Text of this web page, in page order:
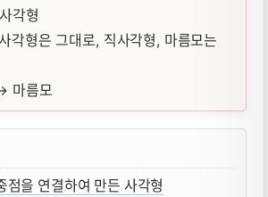
각형
각형은 그대로, 직사각형, 마름모는
마름모
점을 연결하여 만든 사각형
점을 연결하여 만든 사각형